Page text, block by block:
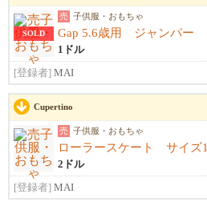
SOLD
売 子供服・おもちゃ
Gap 5.6歳用 ジャンパー
1ドル
[登録者] MAI
Cupertino
売 子供服・おもちゃ
ローラースケート サイズ1
2ドル
[登録者] MAI